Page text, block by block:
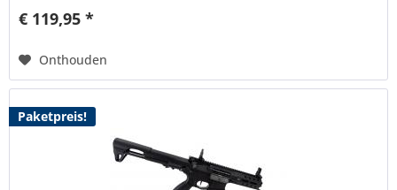
€ 119,95 *
Onthouden
Paketpreis!